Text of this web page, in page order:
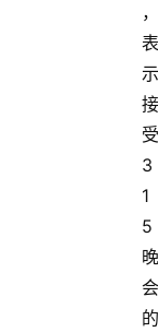
，
表
示
接
受
3
1
5
晚
会
的